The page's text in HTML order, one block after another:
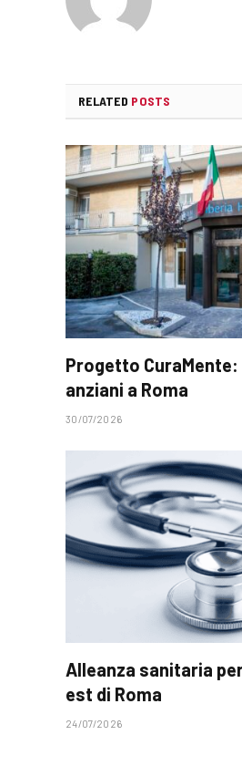
RELATED POSTS
Progetto
anziani a Roma
30/07/2026
Alleanza sanitaria
est di Roma
24/07/2026